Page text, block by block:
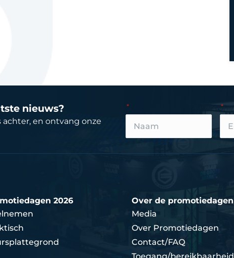
nieuws?
achter, en ontvang onze
2026
Over de promotiedagen
Media
Over Promotiedagen
Contact/FAQ